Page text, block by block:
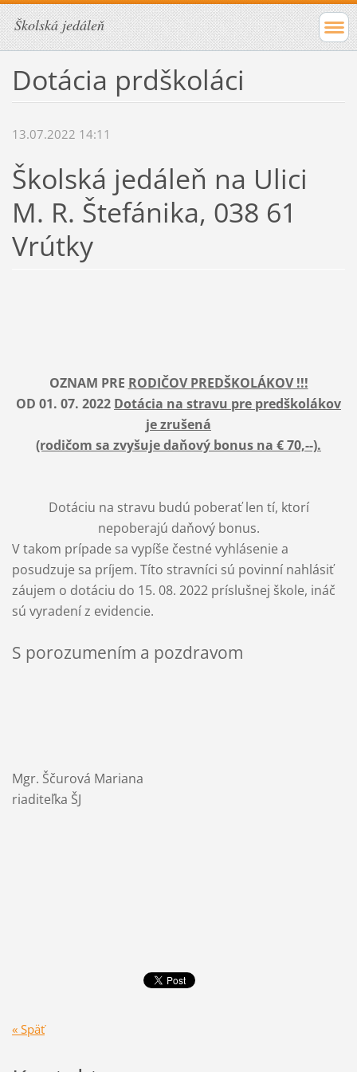
Školská jedáleň
Dotácia prdškoláci
13.07.2022 14:11
Školská jedáleň na Ulici
M. R. Štefánika, 038 61
Vrútky
OZNAM PRE RODIČOV PREDŠKOLÁKOV !!!
OD 01. 07. 2022 Dotácia na stravu pre predškolákov
je zrušená
(rodičom sa zvyšuje daňový bonus na € 70,--).
Dotáciu na stravu budú poberať len tí, ktorí
nepoberajú daňový bonus.
V takom prípade sa vypíše čestné vyhlásenie a
posudzuje sa príjem. Títo stravníci sú povinní nahlásiť
záujem o dotáciu do 15. 08. 2022 príslušnej škole, ináč
sú vyradení z evidencie.
S porozumením a pozdravom
Mgr. Ščurová Mariana
riaditeľka ŠJ
« Späť